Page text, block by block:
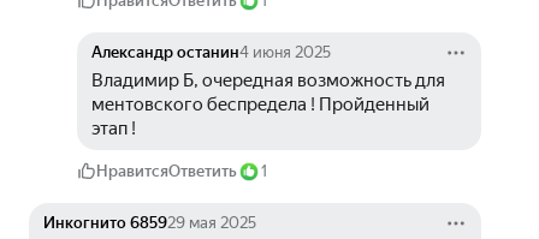
Александр останин4 июня 2025
Владимир Б, очередная возможность для
ментовского беспредела ! Пройденный
этап !
НравитсяОтветить 1
Инкогнито 685929 мая 2025